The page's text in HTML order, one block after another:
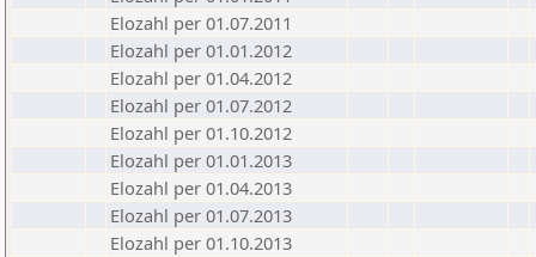
Elozahl per 01.07.2011
Elozahl per 01.01.2012
Elozahl per 01.04.2012
Elozahl per 01.07.2012
Elozahl per 01.10.2012
Elozahl per 01.01.2013
Elozahl per 01.04.2013
Elozahl per 01.07.2013
Elozahl per 01.10.2013